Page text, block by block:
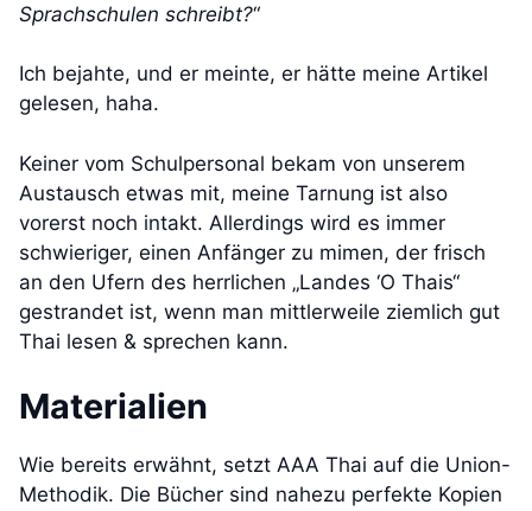
Sprachschulen schreibt?“
Ich bejahte, und er meinte, er hätte meine Artikel
gelesen, haha.
Keiner vom Schulpersonal bekam von unserem
Austausch etwas mit, meine Tarnung ist also
vorerst noch intakt. Allerdings wird es immer
schwieriger, einen Anfänger zu mimen, der frisch
an den Ufern des herrlichen „Landes ‘O Thais“
gestrandet ist, wenn man mittlerweile ziemlich gut
Thai lesen & sprechen kann.
Materialien
Wie bereits erwähnt, setzt AAA Thai auf die Union-
Methodik. Die Bücher sind nahezu perfekte Kopien